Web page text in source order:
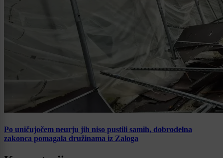
Po uničujočem neurju jih niso pustili samih, dobrodelna
zakonca pomagala družinama iz Zaloga